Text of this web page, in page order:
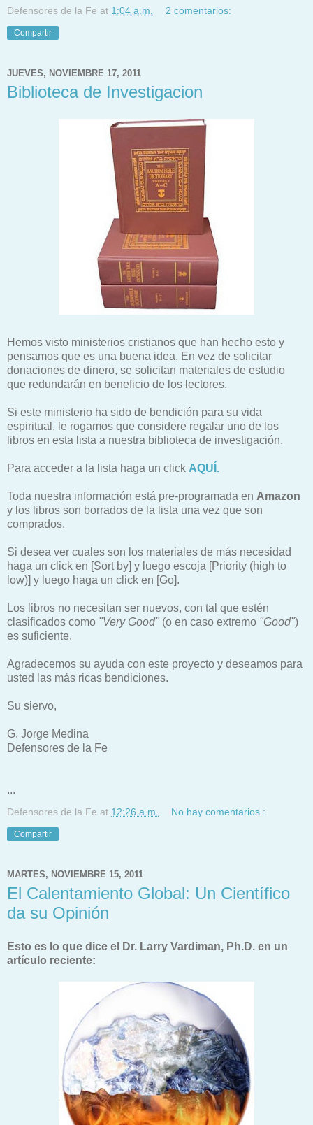
Defensores de la Fe at 1:04 a.m. 2 comentarios:
Compartir
JUEVES, NOVIEMBRE 17, 2011
Biblioteca de Investigacion
Hemos visto ministerios cristianos que han hecho esto y
pensamos que es una buena idea. En vez de solicitar
donaciones de dinero, se solicitan materiales de estudio
que redundarán en beneficio de los lectores.
Si este ministerio ha sido de bendición para su vida
espiritual, le rogamos que considere regalar uno de los
libros en esta lista a nuestra biblioteca de investigación.
Para acceder a la lista haga un click AQUÍ.
Toda nuestra información está pre-programada en Amazon
y los libros son borrados de la lista una vez que son
comprados.
Si desea ver cuales son los materiales de más necesidad
haga un click en [Sort by] y luego escoja [Priority (high to
low)] y luego haga un click en [Go].
Los libros no necesitan ser nuevos, con tal que estén
clasificados como "Very Good" (o en caso extremo "Good")
es suficiente.
Agradecemos su ayuda con este proyecto y deseamos para
usted las más ricas bendiciones.
Su siervo,
G. Jorge Medina
Defensores de la Fe
...
Defensores de la Fe at 12:26 a.m. No hay comentarios.:
Compartir
MARTES, NOVIEMBRE 15, 2011
El Calentamiento Global: Un Científico
da su Opinión
Esto es lo que dice el Dr. Larry Vardiman, Ph.D. en un
artículo reciente: